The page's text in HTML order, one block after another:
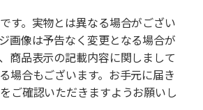
す。実物とは異なる場合がござい
画像は予告なく変更となる場合が
商品表示の記載内容に関しまして
場合もございます。お手元に届き
ご確認いただきますようお願いし